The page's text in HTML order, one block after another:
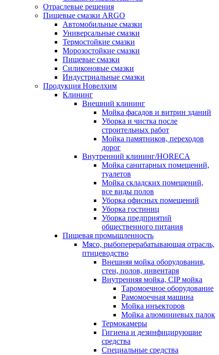
Отраслевые решения
Пищевые смазки ARGO
Автомобильные смазки
Универсальные смазки
Термостойкие смазки
Морозостойкие смазки
Пищевые смазки
Силиконовые смазки
Индустриальные смазки
Продукция Новелхим
Клининг
Внешний клининг
Мойка фасадов и витрин зданий
Уборка и чистка после
строительных работ
Мойка памятников, переходов
дорог
Внутренний клининг/HORECA
Мойка санитарных помещений,
туалетов
Мойка складских помещений,
все виды полов
Уборка офисных помещений
Уборка гостиниц
Уборка предприятий
общественного питания
Пищевая промышленность
Мясо, рыбоперерабатывающая отрасль,
птицеводство
Внешняя мойка оборудования,
стен, полов, инвентаря
Внутренняя мойка, CIP мойка
Таромоечное оборудование
Рамомоечная машина
Мойка инъекторов
Мойка алюминиевых палок
Термокамеры
Гигиена и дезинфицирующие
средства
Специальные средства